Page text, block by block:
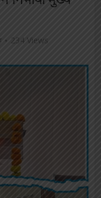
234 Views